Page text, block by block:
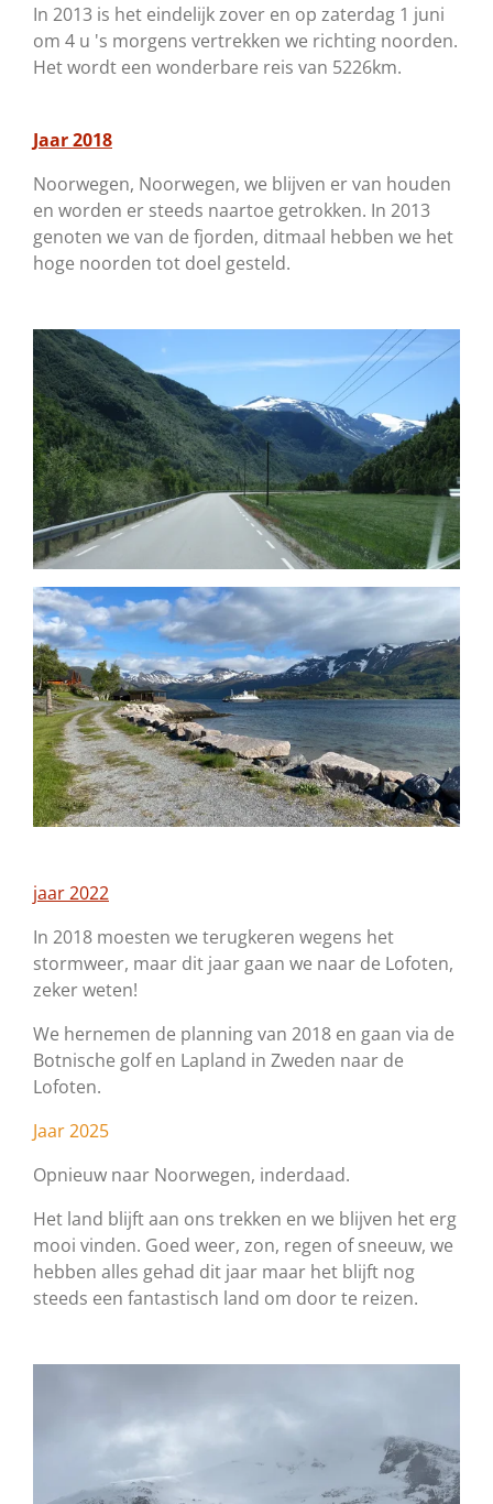
In 2013 is het eindelijk zover en op zaterdag 1 juni
om 4 u 's morgens vertrekken we richting noorden.
Het wordt een wonderbare reis van 5226km.
Jaar 2018
Noorwegen, Noorwegen, we blijven er van houden
en worden er steeds naartoe getrokken. In 2013
genoten we van de fjorden, ditmaal hebben we het
hoge noorden tot doel gesteld.
jaar 2022
In 2018 moesten we terugkeren wegens het
stormweer, maar dit jaar gaan we naar de Lofoten,
zeker weten!
We hernemen de planning van 2018 en gaan via de
Botnische golf en Lapland in Zweden naar de
Lofoten.
Jaar 2025
Opnieuw naar Noorwegen, inderdaad.
Het land blijft aan ons trekken en we blijven het erg
mooi vinden. Goed weer, zon, regen of sneeuw, we
hebben alles gehad dit jaar maar het blijft nog
steeds een fantastisch land om door te reizen.